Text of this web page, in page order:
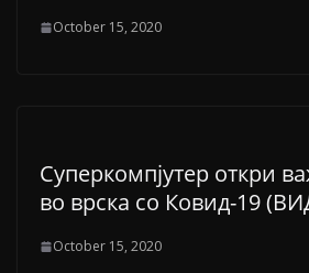
October 15, 2020
Суперкомпјутер откри
во врска со Ковид-19
October 15, 2020